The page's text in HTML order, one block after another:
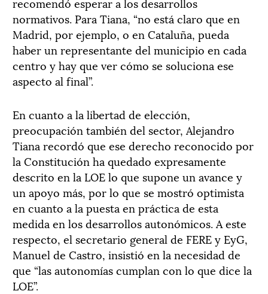
normativos. Para Tiana, “no está claro que en
Madrid, por ejemplo, o en Cataluña, pueda
haber un representante del municipio en cada
centro y hay que ver cómo se soluciona ese
aspecto al final”.
En cuanto a la libertad de elección,
preocupación también del sector, Alejandro
Tiana recordó que ese derecho reconocido por
la Constitución ha quedado expresamente
descrito en la LOE lo que supone un avance y
un apoyo más, por lo que se mostró optimista
en cuanto a la puesta en práctica de esta
medida en los desarrollos autonómicos. A este
respecto, el secretario general de FERE y EyG,
Manuel de Castro, insistió en la necesidad de
que “las autonomías cumplan con lo que dice la
LOE”.